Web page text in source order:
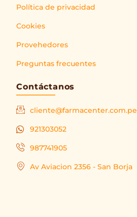
Política de privacidad
Cookies
Provehedores
Preguntas frecuentes
Contáctanos
cliente@farmacenter.com.pe
921303052
987741905
Av Aviacion 2356 - San Borja